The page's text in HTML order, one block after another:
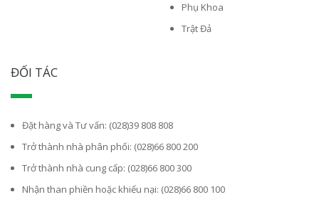
Phụ Khoa
Trật Đả
ĐỐI TÁC
Đặt hàng và Tư vấn: (028)39 808 808
Trở thành nhà phân phối: (028)66 800 200
Trở thành nhà cung cấp: (028)66 800 300
Nhận than phiền hoặc khiếu nại: (028)66 800 100